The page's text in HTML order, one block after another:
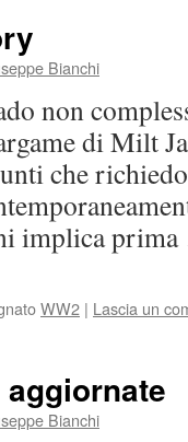
Bianchi
non
di Milt
che
implica
WW2 | Lascia un
Bianchi